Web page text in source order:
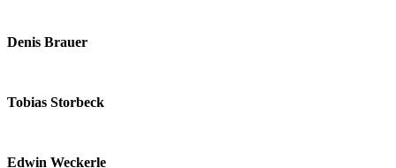
Denis Brauer
Tobias Storbeck
Edwin Weckerle